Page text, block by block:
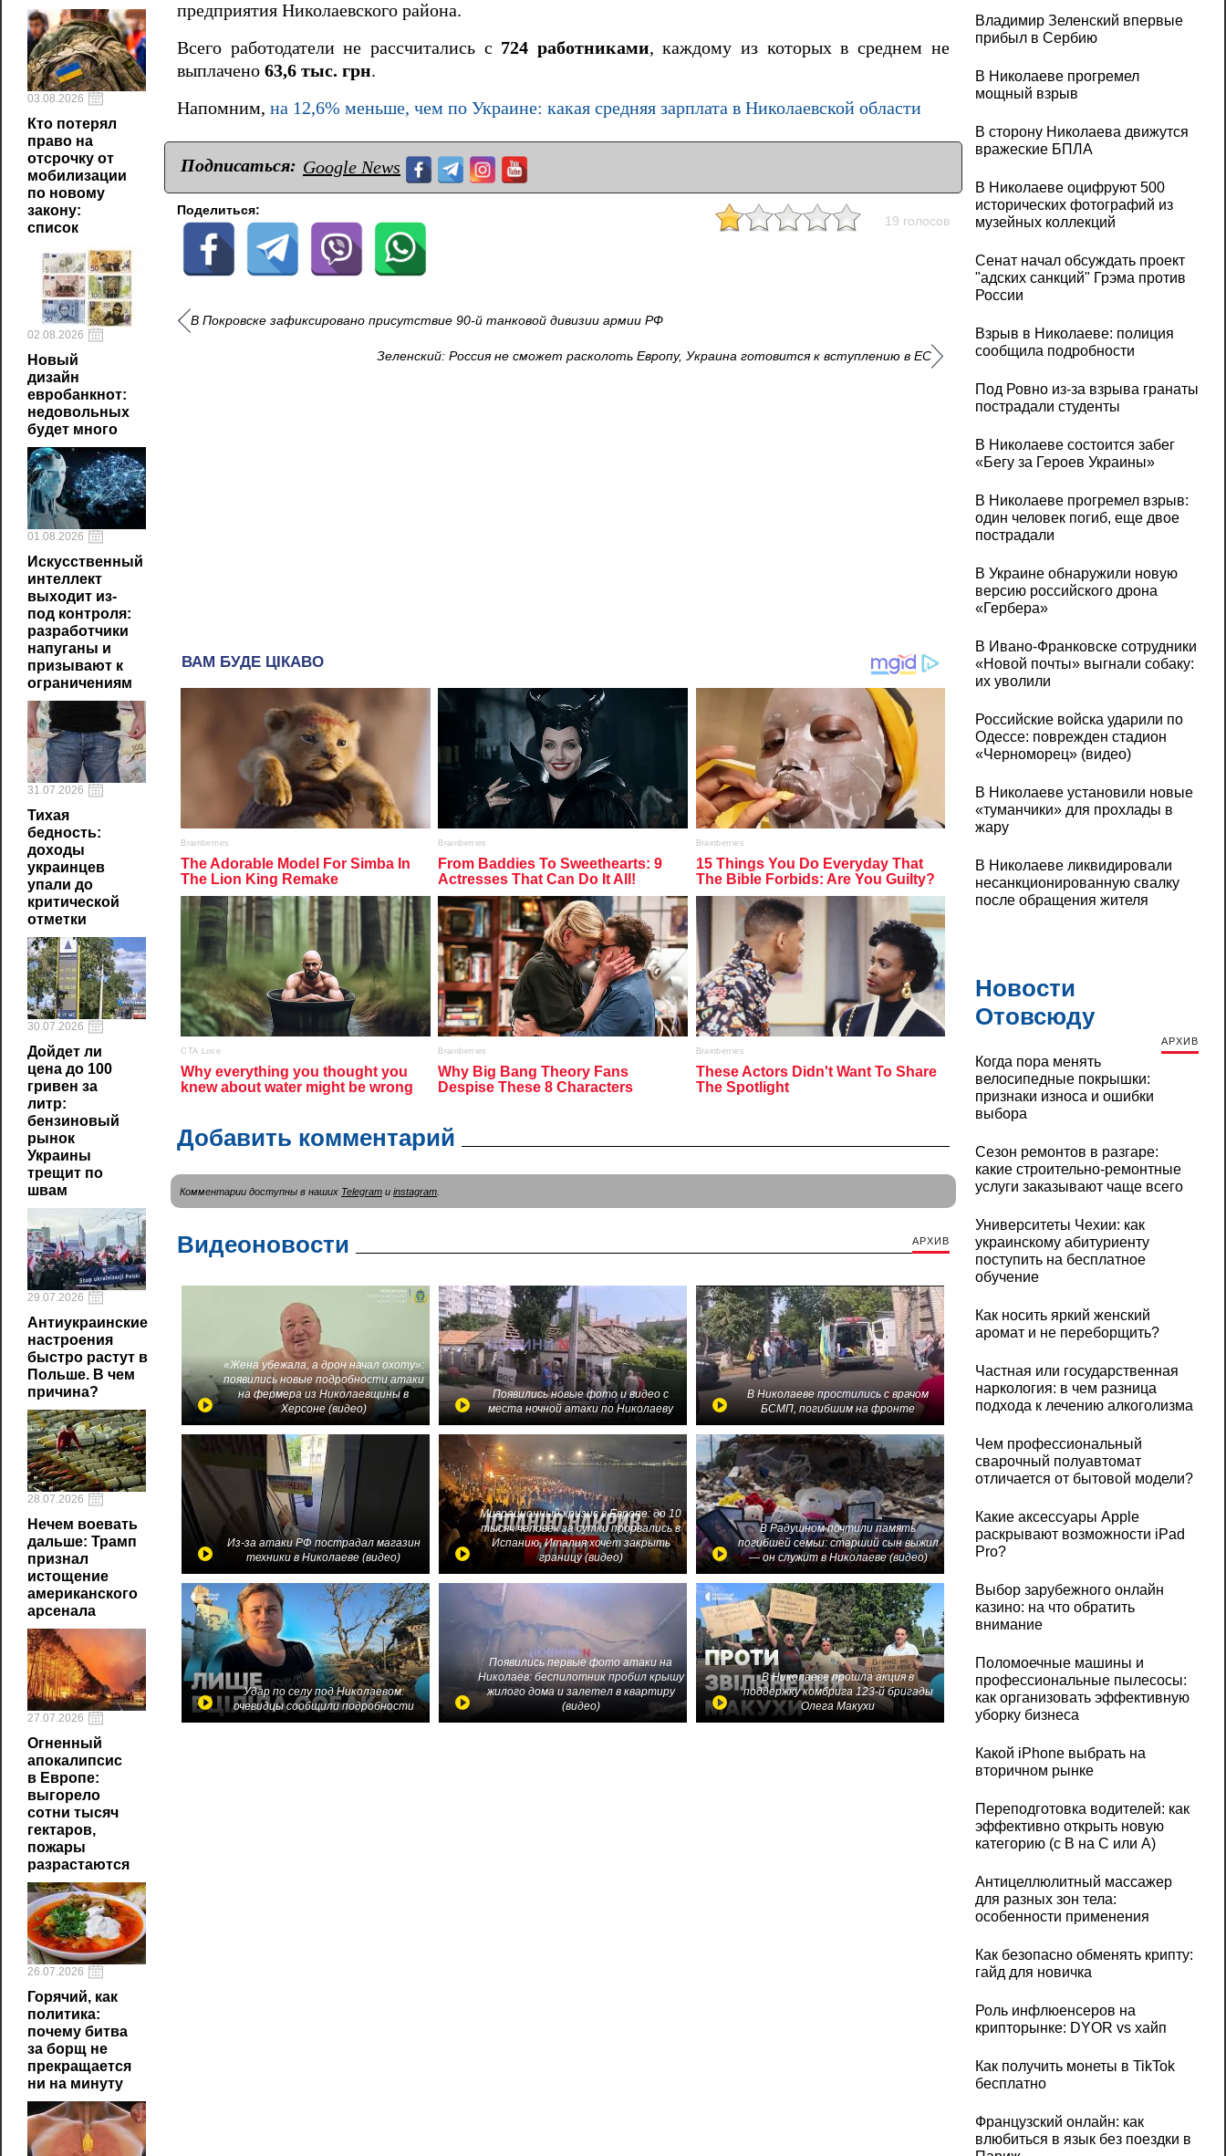
03.08.2026
Кто потерял
право на
отсрочку от
мобилизации
по новому
закону:
список
02.08.2026
Новый
дизайн
евробанкнот:
недовольных
будет много
01.08.2026
Искусственный
интеллект
выходит из-
под контроля:
разработчики
напуганы и
призывают к
ограничениям
31.07.2026
Тихая
бедность:
доходы
украинцев
упали до
критической
отметки
30.07.2026
Дойдет ли
цена до 100
гривен за
литр:
бензиновый
рынок
Украины
трещит по
швам
29.07.2026
Антиукраинские
настроения
быстро растут в
Польше. В чем
причина?
28.07.2026
Нечем воевать
дальше: Трамп
признал
истощение
американского
арсенала
27.07.2026
Огненный
апокалипсис
в Европе:
выгорело
сотни тысяч
гектаров,
пожары
разрастаются
26.07.2026
Горячий, как
политика:
почему битва
за борщ не
прекращается
ни на минуту
предприятия Николаевского района.
Всего работодатели не рассчитались с 724 работниками, каждому из которых в среднем не
выплачено 63,6 тыс. грн.
Напомним, на 12,6% меньше, чем по Украине: какая средняя зарплата в Николаевской области
Подписаться: Google News
Поделиться:
19 голосов
В Покровске зафиксировано присутствие 90‑й танковой дивизии армии РФ
Зеленский: Россия не сможет расколоть Европу, Украина готовится к вступлению в ЕС
Добавить комментарий
Комментарии доступны в наших Telegram и instagram
Видеоновости АРХИВ
«Жена убежала, а дрон начал охоту»:
появились новые подробности атаки
на фермера из Николаевщины в
Херсоне (видео)
Появились новые фото и видео с
места ночной атаки по Николаеву
В Николаеве простились с врачом
БСМП, погибшим на фронте
Из-за атаки РФ пострадал магазин
техники в Николаеве (видео)
Миграционный кризис в Европе: до 10
тысяч человек за сутки прорвались в
Испанию, Италия хочет закрыть
границу (видео)
В Радушном почтили память
погибшей семьи: старший сын выжил
— он служит в Николаеве (видео)
Удар по селу под Николаевом:
очевидцы сообщили подробности
Появились первые фото атаки на
Николаев: беспилотник пробил крышу
жилого дома и залетел в квартиру
(видео)
В Николаеве прошла акция в
поддержку комбрига 123-й бригады
Олега Макухи
Владимир Зеленский впервые
прибыл в Сербию
В Николаеве прогремел
мощный взрыв
В сторону Николаева движутся
вражеские БПЛА
В Николаеве оцифруют 500
исторических фотографий из
музейных коллекций
Сенат начал обсуждать проект
"адских санкций" Грэма против
России
Взрыв в Николаеве: полиция
сообщила подробности
Под Ровно из-за взрыва гранаты
пострадали студенты
В Николаеве состоится забег
«Бегу за Героев Украины»
В Николаеве прогремел взрыв:
один человек погиб, еще двое
пострадали
В Украине обнаружили новую
версию российского дрона
«Гербера»
В Ивано-Франковске сотрудники
«Новой почты» выгнали собаку:
их уволили
Российские войска ударили по
Одессе: поврежден стадион
«Черноморец» (видео)
В Николаеве установили новые
«туманчики» для прохлады в
жару
В Николаеве ликвидировали
несанкционированную свалку
после обращения жителя
Новости
Отовсюду
АРХИВ
Когда пора менять
велосипедные покрышки:
признаки износа и ошибки
выбора
Сезон ремонтов в разгаре:
какие строительно-ремонтные
услуги заказывают чаще всего
Университеты Чехии: как
украинскому абитуриенту
поступить на бесплатное
обучение
Как носить яркий женский
аромат и не переборщить?
Частная или государственная
наркология: в чем разница
подхода к лечению алкоголизма
Чем профессиональный
сварочный полуавтомат
отличается от бытовой модели?
Какие аксессуары Apple
раскрывают возможности iPad
Pro?
Выбор зарубежного онлайн
казино: на что обратить
внимание
Поломоечные машины и
профессиональные пылесосы:
как организовать эффективную
уборку бизнеса
Какой iPhone выбрать на
вторичном рынке
Переподготовка водителей: как
эффективно открыть новую
категорию (с B на C или А)
Антицеллюлитный массажер
для разных зон тела:
особенности применения
Как безопасно обменять крипту:
гайд для новичка
Роль инфлюенсеров на
крипторынке: DYOR vs хайп
Как получить монеты в TikTok
бесплатно
Французский онлайн: как
влюбиться в язык без поездки в